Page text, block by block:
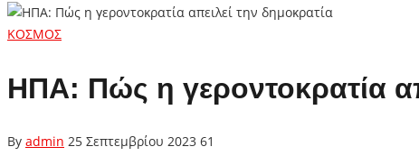
ΚΟΣΜΟΣ
ΗΠΑ: Πώς η γεροντοκρατία
By admin 25 Σεπτεμβρίου 2023 61